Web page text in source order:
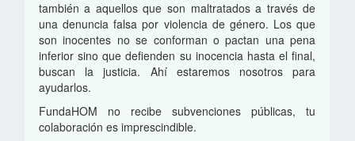
también a aquellos que son maltratados a través de
una denuncia falsa por violencia de género. Los que
son inocentes no se conforman o pactan una pena
inferior sino que defienden su inocencia hasta el final,
buscan la justicia. Ahí estaremos nosotros para
ayudarlos.
FundaHOM no recibe subvenciones públicas, tu
colaboración es imprescindible.